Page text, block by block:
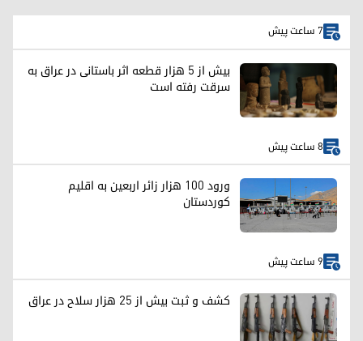
7 ساعت پیش
بیش از ۵ هزار قطعه اثر باستانی در عراق به
سرقت رفته است
8 ساعت پیش
ورود ۱۰۰ هزار زائر اربعین به اقلیم
کوردستان
9 ساعت پیش
کشف و ثبت بیش از ۲۵ هزار سلاح در عراق